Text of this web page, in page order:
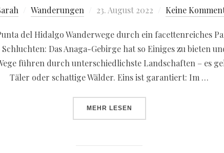
Wanderungen 23. August 2022 Keine
del Hidalgo Wanderwege durch ein facettenreiches
Das Anaga-Gebirge hat so Einiges zu bieten
führen durch unterschiedlichste Landschaften – es
Täler oder schattige Wälder. Eins ist garantiert: Im …
MEHR LESEN